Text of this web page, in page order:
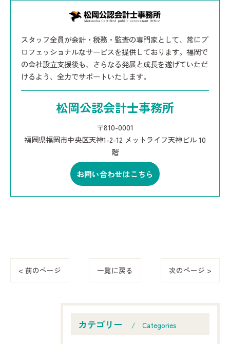
スタッフ全員が会計・税務・監査の専門家として、常にプ
ロフェッショナルなサービスを提供しております。福岡で
の会社設立支援後も、さらなる発展と成長を遂げていただ
けるよう、全力でサポートいたします。
松岡公認会計士事務所
〒810-0001
福岡県福岡市中央区天神1-2-12 メットライフ天神ビル 10
階
お問い合わせはこちら
< 前のページ 一覧に戻る 次のページ >
カテゴリー Categories